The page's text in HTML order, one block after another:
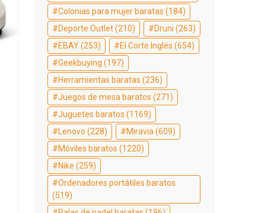
Colonias para mujer baratas (184)
Deporte Outlet(210) Druni (263)
EBAY(253) El Corte Inglés (654)
Geekbuying (197)
Herramientas baratas (236)
Juegos de mesa baratos (271)
Juguetes baratos (1169)
Lenovo (228) Miravia (609)
Móviles baratos (1220)
Nike (259)
Ordenadores portátiles baratos
(519)